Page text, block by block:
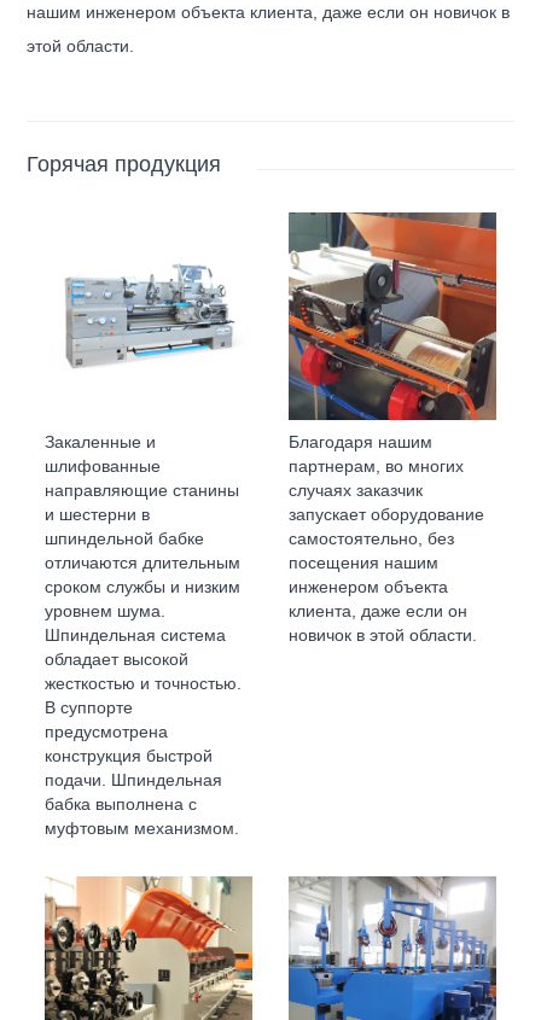
нашим инженером объекта клиента, даже если он новичок в
этой области.
Горячая продукция
Закаленные и
шлифованные
направляющие станины
и шестерни в
шпиндельной бабке
отличаются длительным
сроком службы и низким
уровнем шума.
Шпиндельная система
обладает высокой
жесткостью и точностью.
В суппорте
предусмотрена
конструкция быстрой
подачи. Шпиндельная
бабка выполнена с
муфтовым механизмом.
Благодаря нашим
партнерам, во многих
случаях заказчик
запускает оборудование
самостоятельно, без
посещения нашим
инженером объекта
клиента, даже если он
новичок в этой области.